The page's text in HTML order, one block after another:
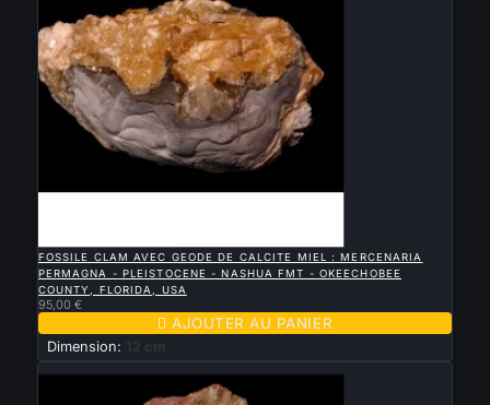
FOSSILE CLAM AVEC GEODE DE CALCITE MIEL : MERCENARIA
PERMAGNA - PLEISTOCENE - NASHUA FMT - OKEECHOBEE
COUNTY, FLORIDA, USA
95,00 €
 AJOUTER AU PANIER
Dimension: 12 cm
Nouveau